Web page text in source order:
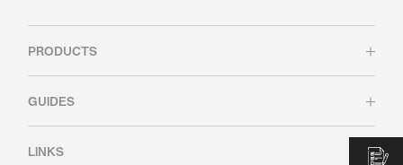
PRODUCTS
GUIDES
LINKS